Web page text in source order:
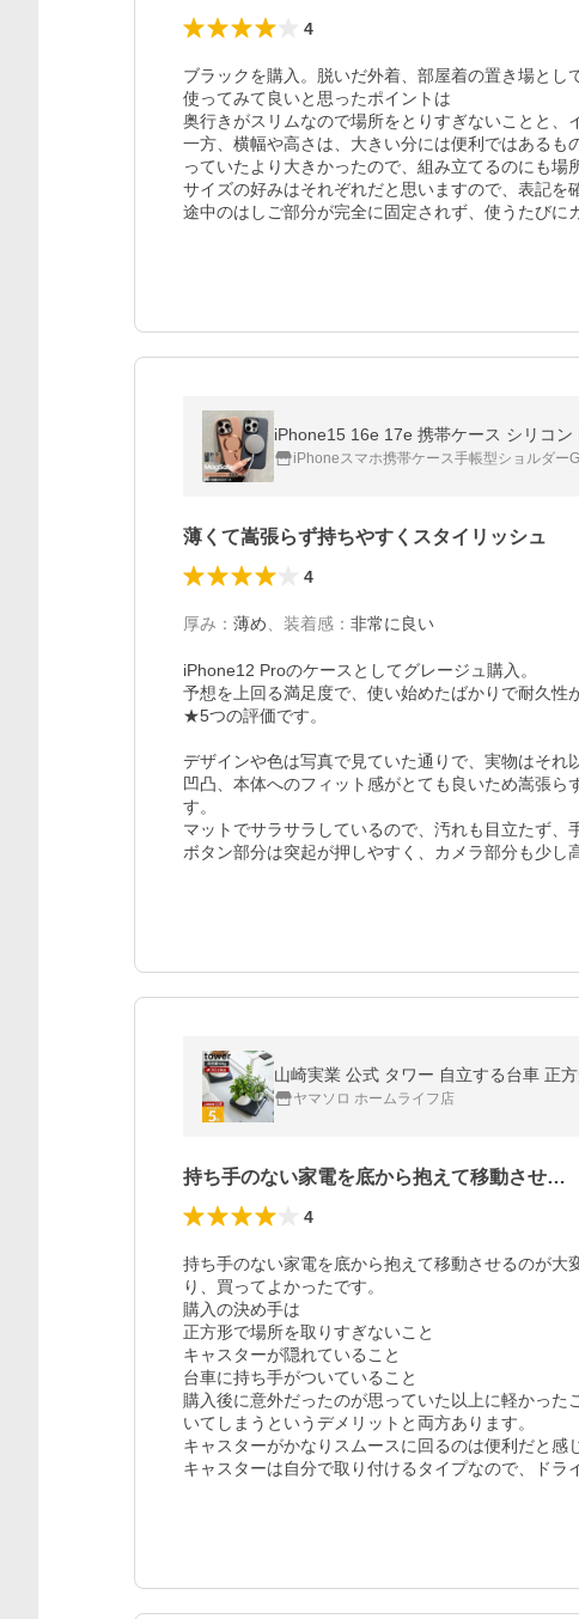
4
ブラックを購入。脱いだ外着、部屋着の置き場とし
使ってみて良いと思ったポイントは
奥行きがスリムなので場所をとりすぎないことと、
一方、横幅や高さは、大きい分には便利ではある
っていたより大きかったので、組み立てるのにも場
サイズの好みはそれぞれだと思いますので、表記を
途中のはしご部分が完全に固定されず、使うたびに
iPhoneスマホ携帯ケース手帳型ショルダー
薄くて嵩張らず持ちやすくスタイリッシュ
4
厚み ： 薄め 装着感 ： 非常に良い
iPhone12 Proのケースとしてグレージュ購入。
予想を上回る満足度で、使い始めたばかりで耐久
★5つの評価です。
デザインや色は写真で見ていた通りで、実物はそ
凹凸、本体へのフィット感がとても良いため嵩張
す。
マットでサラサラしているので、汚れも目立たず、
ボタン部分は突起が押しやすく、カメラ部分も少し
山崎実業 公式 タワー 自立する台車 正
ヤマソロ ホームライフ店
持ち手のない家電を底から抱えて移動させ…
4
持ち手のない家電を底から抱えて移動させるのが
り、買ってよかったです。
購入の決め手は
正方形で場所を取りすぎないこと
キャスターが隠れていること
台車に持ち手がついていること
購入後に意外だったのが思っていた以上に軽かっ
いてしまうというデメリットと両方あります。
キャスターがかなりスムースに回るのは便利だと感
キャスターは自分で取り付けるタイプなので、ドラ